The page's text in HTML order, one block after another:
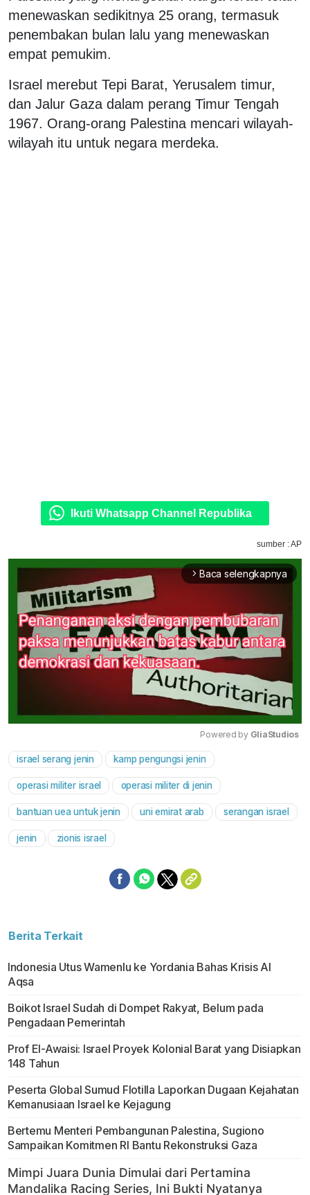
menewaskan sedikitnya 25 orang, termasuk
penembakan bulan lalu yang menewaskan
empat pemukim.
Israel merebut Tepi Barat, Yerusalem timur,
dan Jalur Gaza dalam perang Timur Tengah
1967. Orang-orang Palestina mencari wilayah-
wilayah itu untuk negara merdeka.
Ikuti Whatsapp Channel Republika
sumber : AP
arrow_forward_ios Baca selengkapnya
Powered by GliaStudios
israel serang jenin kamp pengungsi jenin
operasi militer israel operasi militer di jenin
bantuan uea untuk jenin uni emirat arab serangan israel
jenin zionis israel
Berita Terkait
Indonesia Utus Wamenlu ke Yordania Bahas Krisis Al
Aqsa
Boikot Israel Sudah di Dompet Rakyat, Belum pada
Pengadaan Pemerintah
Prof El-Awaisi: Israel Proyek Kolonial Barat yang Disiapkan
148 Tahun
Peserta Global Sumud Flotilla Laporkan Dugaan Kejahatan
Kemanusiaan Israel ke Kejagung
Bertemu Menteri Pembangunan Palestina, Sugiono
Sampaikan Komitmen RI Bantu Rekonstruksi Gaza